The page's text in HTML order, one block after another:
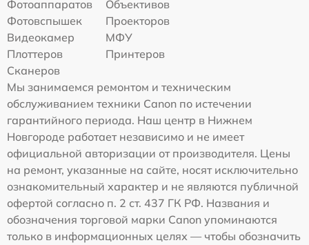
Фотоаппаратов
Объективов
Фотовспышек
Проекторов
Видеокамер
МФУ
Плоттеров
Принтеров
Сканеров
Мы занимаемся ремонтом и техническим
обслуживанием техники Canon по истечении
гарантийного периода. Наш центр в Нижнем
Новгороде работает независимо и не имеет
официальной авторизации от производителя. Цены
на ремонт, указанные на сайте, носят исключительно
ознакомительный характер и не являются публичной
офертой согласно п. 2 ст. 437 ГК РФ. Названия и
обозначения торговой марки Canon упоминаются
только в информационных целях — чтобы обозначить